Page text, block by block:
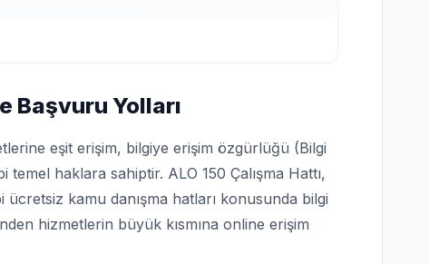
Başvuru Yolları
eşit erişim, bilgiye erişim özgürlüğü (Bilgi
haklara sahiptir. ALO 150 Çalışma Hattı,
ücretsiz kamu danışma hatları konusunda bilgi
hizmetlerin büyük kısmına online erişim